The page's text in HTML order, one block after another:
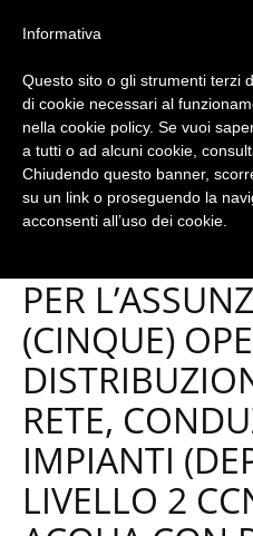
Home Avvisi
Avvisi
AVVISO
PER
(CINQUE)
RETE,
IMPIANTI
LIVELLO 2
Informativa
Questo sito o gli strumenti terzi
di cookie necessari al
nella cookie policy. Se vuoi
a tutti o ad alcuni cookie,
Chiudendo questo banner,
su un link o proseguendo la
acconsenti all’uso dei cookie.